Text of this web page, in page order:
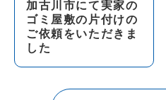
加古川市にて実家の
ゴミ屋敷の片付けの
ご依頼をいただきま
した